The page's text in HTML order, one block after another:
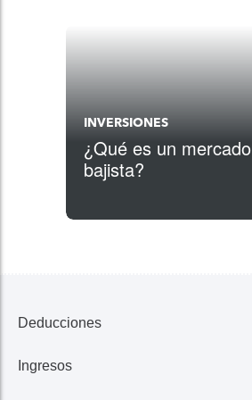
INVERSIONES
¿Qué es un mercado
bajista?
Deducciones
Familia
Ingresos